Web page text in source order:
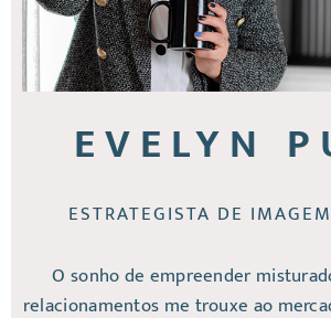
EVELYN
ESTRATEGISTA DE
O sonho de empreender
relacionamentos me trouxe ao